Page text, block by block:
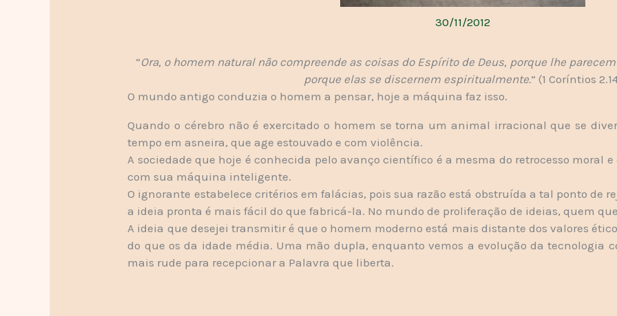
30/11/2012
“Ora, o homem natural não compreende as coisas do Espírito de Deus, porque lhe
porque elas se discernem espiritualmente.” (1 Coríntios
O mundo antigo conduzia o homem a pensar, hoje a máquina faz isso.
Quando o cérebro não é exercitado o homem se torna um animal irracional que se
tempo em asneira, que age estouvado e com violência.
A sociedade que hoje é conhecida pelo avanço científico é a mesma do retrocesso moral
com sua máquina inteligente.
O ignorante estabelece critérios em falácias, pois sua razão está obstruída a tal ponto de
a ideia pronta é mais fácil do que fabricá-la. No mundo de proliferação de ideias, quem
A ideia que desejei transmitir é que o homem moderno está mais distante dos valores
do que os da idade média. Uma mão dupla, enquanto vemos a evolução da tecnologia
mais rude para recepcionar a Palavra que liberta.